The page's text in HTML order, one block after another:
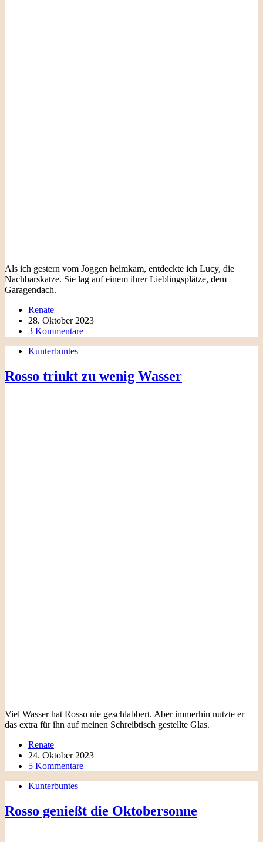
Als ich gestern vom Joggen heimkam, entdeckte ich Lucy, die
Nachbarskatze. Sie lag auf einem ihrer Lieblingsplätze, dem
Garagendach.
Renate
28. Oktober 2023
3 Kommentare
Kunterbuntes
Rosso trinkt zu wenig Wasser
Viel Wasser hat Rosso nie geschlabbert. Aber immerhin nutzte er
das extra für ihn auf meinen Schreibtisch gestellte Glas.
Renate
24. Oktober 2023
5 Kommentare
Kunterbuntes
Rosso genießt die Oktobersonne